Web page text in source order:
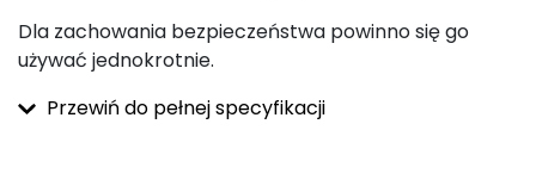
Dla zachowania bezpieczeństwa powinno się go
używać jednokrotnie.
Przewiń do pełnej specyfikacji